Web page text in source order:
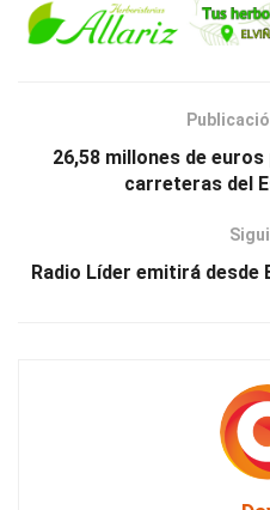
26,58 millones de
carreteras del
Radio Líder emitirá desde